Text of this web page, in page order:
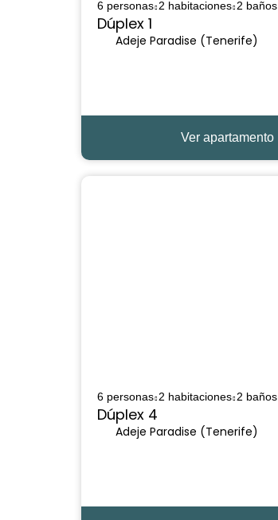
6 personas 2 habitaciones 2 baños
Dúplex 1
Adeje Paradise (Tenerife)
Ver apartamento
6 personas 2 habitaciones 2 baños
Dúplex 4
Adeje Paradise (Tenerife)